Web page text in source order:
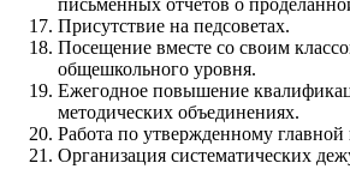
Присутствие на педсоветах.
Посещение вместе со своим
общешкольного уровня.
Ежегодное повышение
методических объединениях.
Работа по утвержденному
Организация систематических